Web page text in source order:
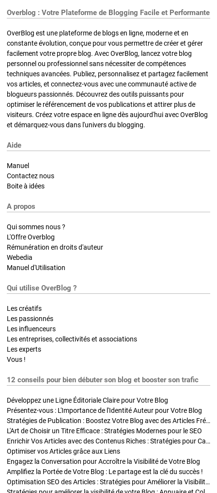
Overblog : Votre Plateforme de Blogging Facile et Performante
OverBlog est une plateforme de blogs en ligne, moderne et en
constante évolution, conçue pour vous permettre de créer et gérer
facilement votre propre blog. Avec OverBlog, lancez votre blog
personnel ou professionnel sans nécessiter de compétences
techniques avancées. Publiez, personnalisez et partagez facilement
vos articles, et connectez-vous avec une communauté active de
blogueurs passionnés. Découvrez des outils puissants pour
optimiser le référencement de vos publications et attirer plus de
visiteurs. Créez votre espace en ligne dès aujourd'hui avec OverBlog
et démarquez-vous dans l'univers du blogging.
Aide
Manuel
Contactez nous
Boite à idées
A propos
Qui sommes nous ?
L'Offre Overblog
Rémunération en droits d'auteur
Webedia
Manuel d'Utilisation
Qui utilise OverBlog ?
Les créatifs
Les passionnés
Les influenceurs
Les entreprises, collectivités et associations
Les experts
Vous !
12 conseils pour bien débuter son blog et booster son trafic
Développez une Ligne Éditoriale Claire pour Votre Blog
Présentez-vous : L'Importance de l'Identité Auteur pour Votre Blog
Stratégies de Publication : Boostez Votre Blog avec des Articles Fréquents et Exclusifs
L'Art de Choisir un Titre Efficace : Stratégies Modernes pour le SEO
Enrichir Vos Articles avec des Contenus Riches : Stratégies pour Captiver et Optimiser
Optimiser vos Articles grâce aux Liens
Engagez la Conversation pour Accroître la Visibilité de Votre Blog
Amplifiez la Portée de Votre Blog : Le partage est la clé du succès !
Optimisation SEO des Articles : Stratégies pour Améliorer la Visibilité de Votre Blog